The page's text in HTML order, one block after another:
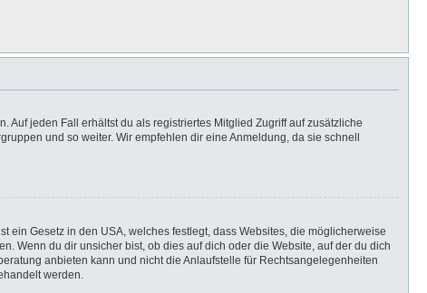
jeden Fall erhältst du als registriertes Mitglied Zugriff auf zusätzliche
und so weiter. Wir empfehlen dir eine Anmeldung, da sie schnell
ein Gesetz in den USA, welches festlegt, dass Websites, die möglicherweise
Wenn du dir unsicher bist, ob dies auf dich oder die Website, auf der du dich
anbieten kann und nicht die Anlaufstelle für Rechtsangelegenheiten
werden.